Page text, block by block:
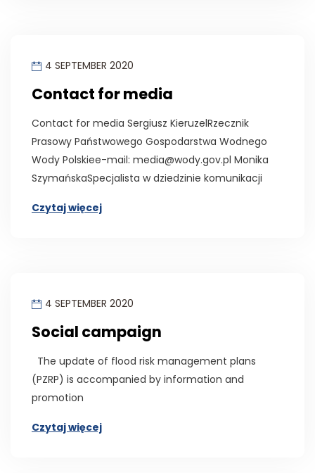
4 SEPTEMBER 2020
Contact for media
Contact for media Sergiusz KieruzelRzecznik
Prasowy Państwowego Gospodarstwa Wodnego
Wody Polskiee-mail: media@wody.gov.pl Monika
SzymańskaSpecjalista w dziedzinie komunikacji
Czytaj więcej
4 SEPTEMBER 2020
Social campaign
The update of flood risk management plans
(PZRP) is accompanied by information and
promotion
Czytaj więcej